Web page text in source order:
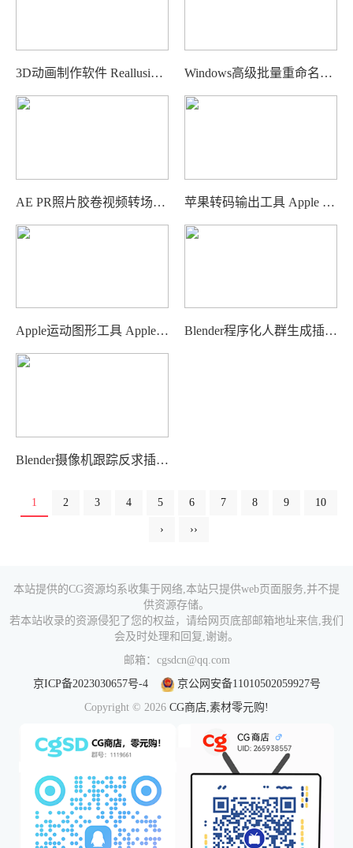
3D动画制作软件 Reallusion iClone + Character Creator 含预设库与插件包 Windows高级批量重命名工具 Advanced Renamer
AE PR照片胶卷视频转场动画 Sickboat – Photo Film Transition 苹果转码输出工具 Apple Compressor 系列版本
Apple运动图形工具 Apple Motion 系列版本 Blender程序化人群生成插件 Procedural Crowds Pro
Blender摄像机跟踪反求插件 Camera Tracker
1 2 3 4 5 6 7 8 9 10
› ››
本站提供的CG资源均系收集于网络,本站只提供web页面服务,并不提
供资源存储。
若本站收录的资源侵犯了您的权益，请给网页底部邮箱地址来信,我们
会及时处理和回复,谢谢。
邮箱：cgsdcn@qq.com
京ICP备2023030657号-4
京公网安备11010502059927号
Copyright © 2026 CG商店,素材零元购!